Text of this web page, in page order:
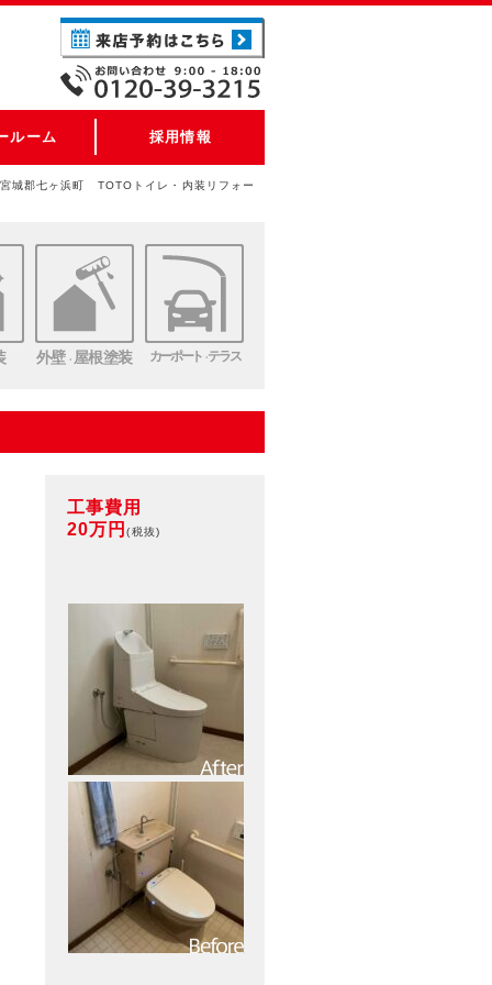
ルーム 採用情報
城郡七ヶ浜町 TOTOトイレ・内装リフォー
外壁・ 屋根塗装 カーポート・テラス
工事費用
20万円(税抜)